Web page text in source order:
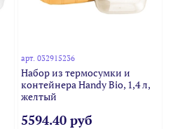
арт. 032915236
Набор из термосумки и
контейнера Handy Bio, 1,4 л,
желтый
5594.40 руб